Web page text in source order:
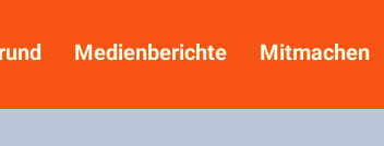
Medienberichte Mitmachen